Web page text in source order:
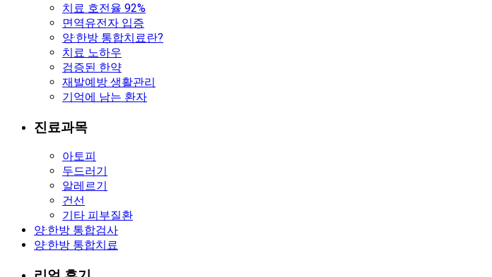
치료 호전율 92%
면역유전자 입증
양·한방 통합치료란?
치료 노하우
검증된 한약
재발예방 생활관리
기억에 남는 환자
진료과목
아토피
두드러기
알레르기
건선
기타 피부질환
양·한방 통합검사
양·한방 통합치료